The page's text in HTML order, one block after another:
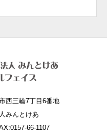
西三輪7丁目6番地
みんとけあ
66-1107